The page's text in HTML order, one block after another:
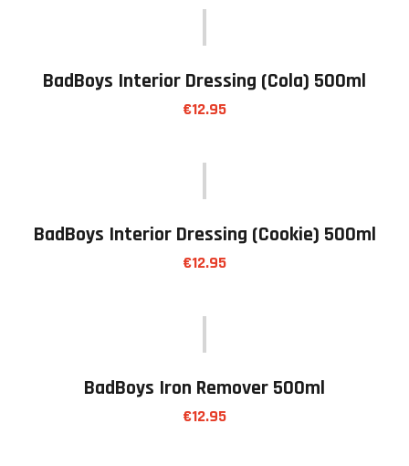
BadBoys Interior Dressing (cola) 500ml
€12.95
BadBoys Interior Dressing (cookie) 500ml
€12.95
BadBoys Iron Remover 500ml
€12.95